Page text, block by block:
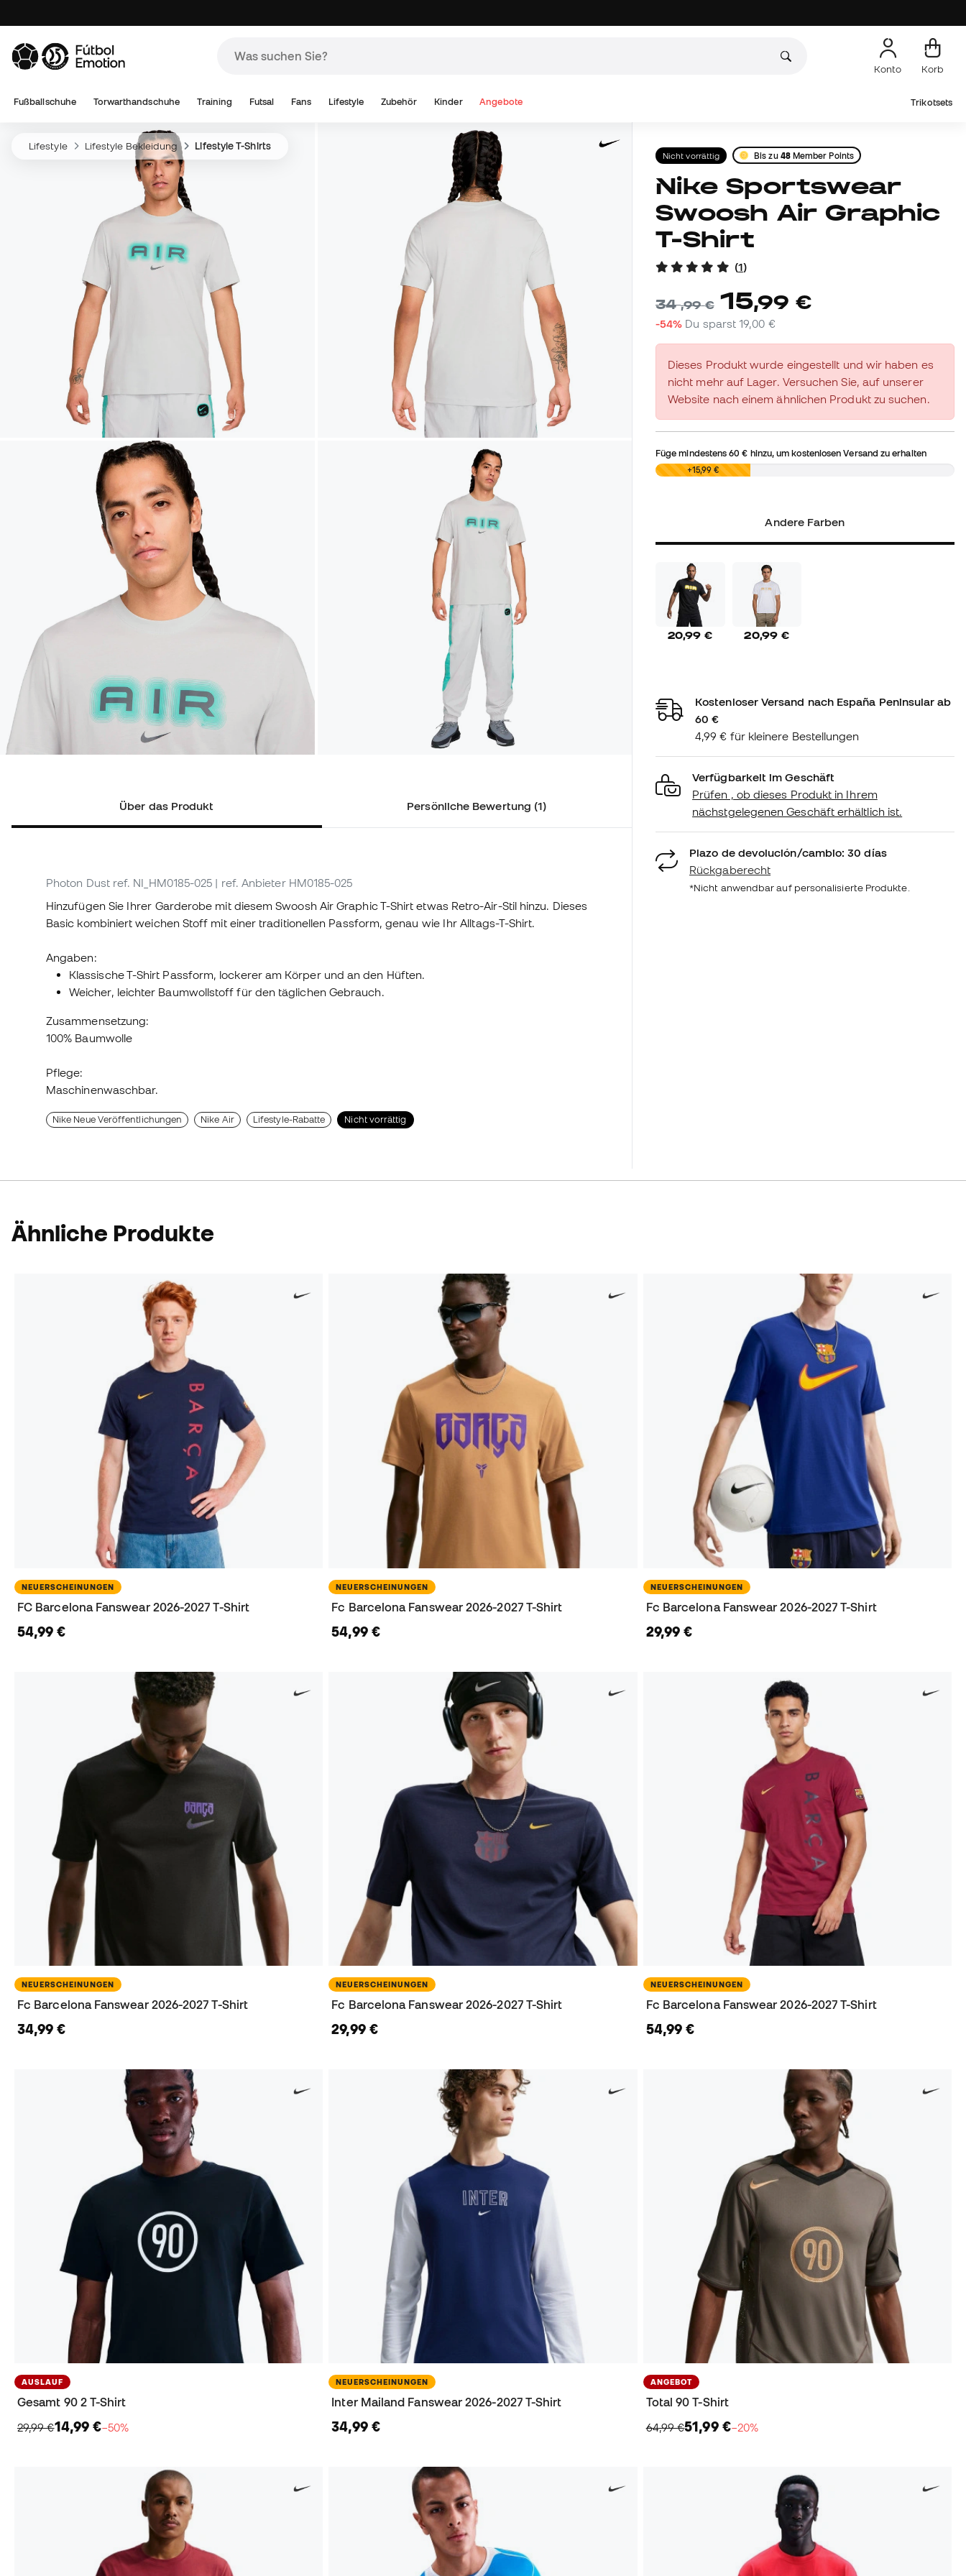
Konto Korb
Fußballschuhe Torwarthandschuhe Training Futsal Fans Lifestyle Zubehör Kinder Angebote Trikotsets
Lifestyle Lifestyle Bekleidung Lifestyle T-Shirts
Über das Produkt Persönliche Bewertung (1)
Photon Dust ref. NI_HM0185-025 | ref. Anbieter HM0185-025
Hinzufügen Sie Ihrer Garderobe mit diesem Swoosh Air Graphic T-Shirt etwas Retro-Air-Stil hinzu. Dieses
Basic kombiniert weichen Stoff mit einer traditionellen Passform, genau wie Ihr Alltags-T-Shirt.
Angaben:
Klassische T-Shirt Passform, lockerer am Körper und an den Hüften.
Weicher, leichter Baumwollstoff für den täglichen Gebrauch.
Zusammensetzung:
100% Baumwolle
Pflege:
Maschinenwaschbar.
Nike Neue Veröffentlichungen Nike Air Lifestyle-Rabatte Nicht vorrättig
Nicht vorrättig Bis zu 48Member Points
Nike Sportswear
Swoosh Air Graphic
T-Shirt
(1)
34,99 € 15,99 €
-54% Du sparst19,00 €
Dieses Produkt wurde eingestellt und wir haben es
nicht mehr auf Lager. Versuchen Sie, auf unserer
Website nach einem ähnlichen Produkt zu suchen.
Füge mindestens60 € hinzu, um kostenlosen Versand zu erhalten
0,00 € +15,99 €
Andere Farben
20,99 € 20,99 €
Kostenloser Versand nach España Peninsular ab
60 €
4,99 € für kleinere Bestellungen
Verfügbarkeit im Geschäft
Prüfen , ob dieses Produkt in Ihrem
nächstgelegenen Geschäft erhältlich ist.
Plazo de devolución/cambio: 30 días
Rückgaberecht
*Nicht anwendbar auf personalisierte Produkte.
Ähnliche Produkte
NEUERSCHEINUNGEN
FC Barcelona Fanswear 2026-2027 T-Shirt
54,99 €
NEUERSCHEINUNGEN
Fc Barcelona Fanswear 2026-2027 T-Shirt
54,99 €
NEUERSCHEINUNGEN
Fc Barcelona Fanswear 2026-2027 T-Shirt
29,99 €
NEUERSCHEINUNGEN
Fc Barcelona Fanswear 2026-2027 T-Shirt
34,99 €
NEUERSCHEINUNGEN
Fc Barcelona Fanswear 2026-2027 T-Shirt
29,99 €
NEUERSCHEINUNGEN
Fc Barcelona Fanswear 2026-2027 T-Shirt
54,99 €
AUSLAUF
Gesamt 90 2 T-Shirt
29,99 €14,99 €−50%
NEUERSCHEINUNGEN
Inter Mailand Fanswear 2026-2027 T-Shirt
34,99 €
ANGEBOT
Total 90 T-Shirt
64,99 €51,99 €−20%